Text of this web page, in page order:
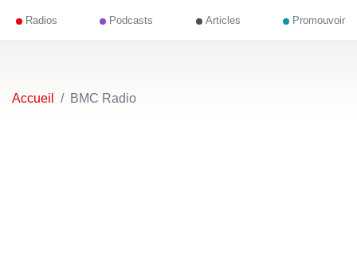
Radios Podcasts Articles Promouvoir
Accueil BMC Radio